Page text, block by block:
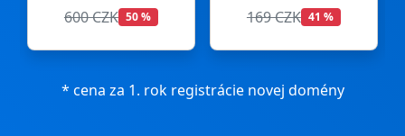
600 CZK 50 % 169 CZK 41 %
* cena za 1. rok registrácie novej domény